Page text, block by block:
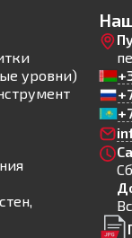
уровни)